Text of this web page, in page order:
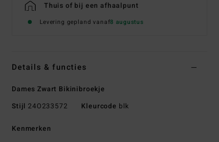
Thuis of bij een afhaalpunt
Levering gepland vanaf8 augustus
Details & functies
Dames Zwart Bikinibroekje
Stijl 24O233572 Kleurcode blk
Kenmerken